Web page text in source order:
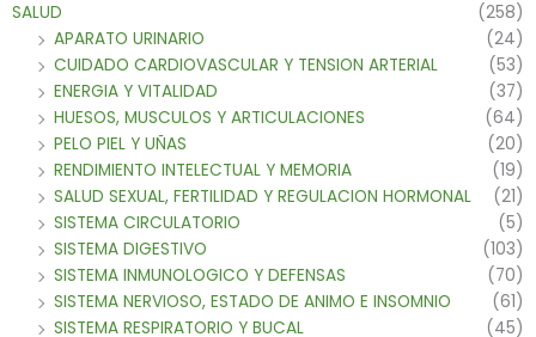
SALUD
(258)
APARATO URINARIO
(24)
CUIDADO CARDIOVASCULAR Y TENSION ARTERIAL
(53)
ENERGIA Y VITALIDAD
(37)
HUESOS, MUSCULOS Y ARTICULACIONES
(64)
PELO PIEL Y UÑAS
(20)
RENDIMIENTO INTELECTUAL Y MEMORIA
(19)
SALUD SEXUAL, FERTILIDAD Y REGULACION HORMONAL
(21)
SISTEMA CIRCULATORIO
(5)
SISTEMA DIGESTIVO
(103)
SISTEMA INMUNOLOGICO Y DEFENSAS
(70)
SISTEMA NERVIOSO, ESTADO DE ANIMO E INSOMNIO
(61)
SISTEMA RESPIRATORIO Y BUCAL
(45)